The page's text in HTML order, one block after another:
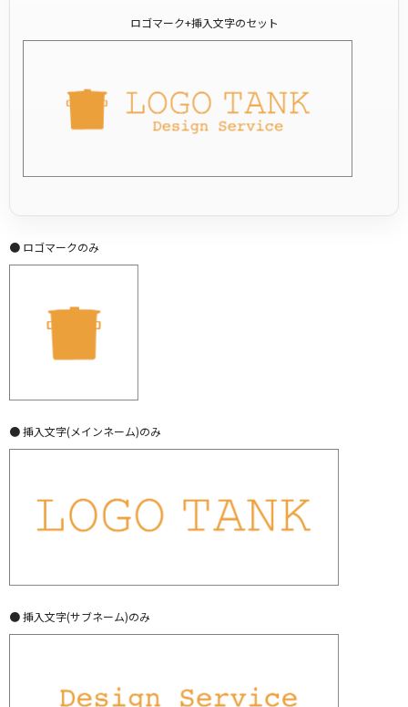
ロゴマーク+挿入文字のセット
● ロゴマークのみ
● 挿入文字(メインネーム)のみ
● 挿入文字(サブネーム)のみ